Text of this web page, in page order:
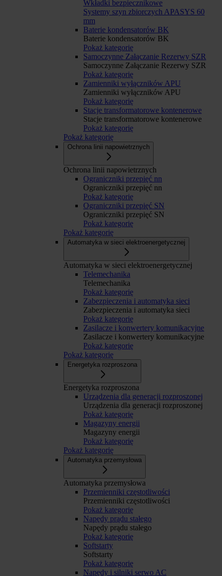
Wkładki bezpiecznikowe
Systemy szyn zbiorczych APASYS 60
mm
Baterie kondensatorów BK
Baterie kondensatorów BK
Pokaż kategorię
Samoczynne Załączanie Rezerwy SZR
Samoczynne Załączanie Rezerwy SZR
Pokaż kategorię
Zamienniki wyłączników APU
Zamienniki wyłączników APU
Pokaż kategorię
Stacje transformatorowe kontenerowe
Stacje transformatorowe kontenerowe
Pokaż kategorię
Pokaż kategorię
Ochrona linii napowietrznych
Ochrona linii napowietrznych
Ograniczniki przepięć nn
Ograniczniki przepięć nn
Pokaż kategorię
Ograniczniki przepięć SN
Ograniczniki przepięć SN
Pokaż kategorię
Pokaż kategorię
Automatyka w sieci elektroenergetycznej
Automatyka w sieci elektroenergetycznej
Telemechanika
Telemechanika
Pokaż kategorię
Zabezpieczenia i automatyka sieci
Zabezpieczenia i automatyka sieci
Pokaż kategorię
Zasilacze i konwertery komunikacyjne
Zasilacze i konwertery komunikacyjne
Pokaż kategorię
Pokaż kategorię
Energetyka rozproszona
Energetyka rozproszona
Urządzenia dla generacji rozproszonej
Urządzenia dla generacji rozproszonej
Pokaż kategorię
Magazyny energii
Magazyny energii
Pokaż kategorię
Pokaż kategorię
Automatyka przemysłowa
Automatyka przemysłowa
Przemienniki częstotliwości
Przemienniki częstotliwości
Pokaż kategorię
Napędy prądu stałego
Napędy prądu stałego
Pokaż kategorię
Softstarty
Softstarty
Pokaż kategorię
Napędy i silniki serwo AC